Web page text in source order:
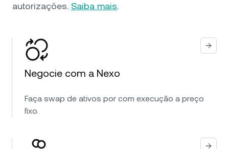
autorizações. Saiba mais.
Negocie com a Nexo
Faça swap de ativos por com execução a preço
fixo.